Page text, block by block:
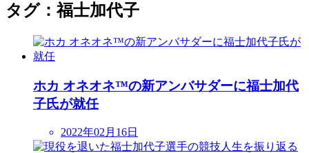
タグ：福士加代子
ホカ オネオネ™の新アンバサダーに福士加代
子氏が就任
2022年02月16日